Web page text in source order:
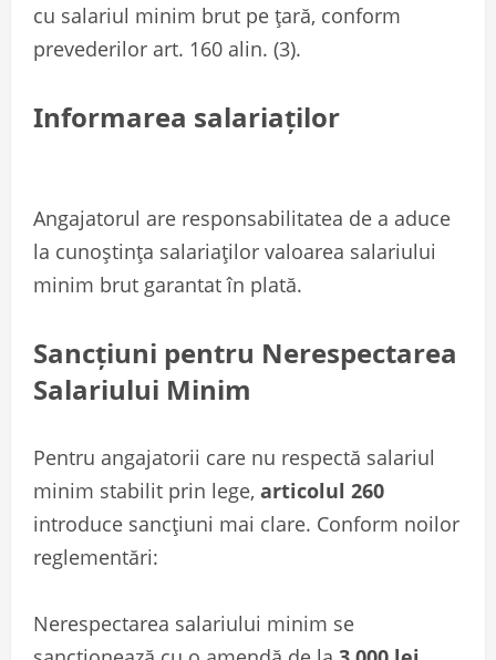
cu salariul minim brut pe țară, conform
prevederilor art. 160 alin. (3).
Informarea salariaților
Angajatorul are responsabilitatea de a aduce
la cunoștința salariaților valoarea salariului
minim brut garantat în plată.
Sancțiuni pentru Nerespectarea
Salariului Minim
Pentru angajatorii care nu respectă salariul
minim stabilit prin lege, articolul 260
introduce sancțiuni mai clare. Conform noilor
reglementări:
Nerespectarea salariului minim se